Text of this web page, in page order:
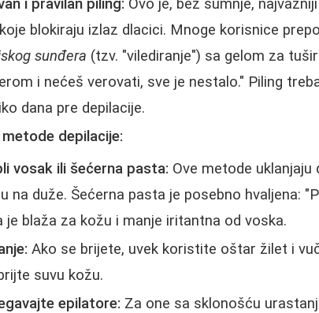
i pravilan piling: Ovo je, bez sumnje,
blokiraju izlaz dlacici. Mnoge korisnice
sunđera (tzv. "vilediranje") sa gelom za
i nećeš verovati, sve je nestalo." Piling
dana pre depilacije.
depilacije:
vosak ili šećerna pasta: Ove metode
na duže. Šećerna pasta je posebno hvaljena:
je blaža za kožu i manje iritantna od voska.
Ako se brijete, uvek koristite oštar žilet i
suvu kožu.
epilatore: Za one sa sklonošću